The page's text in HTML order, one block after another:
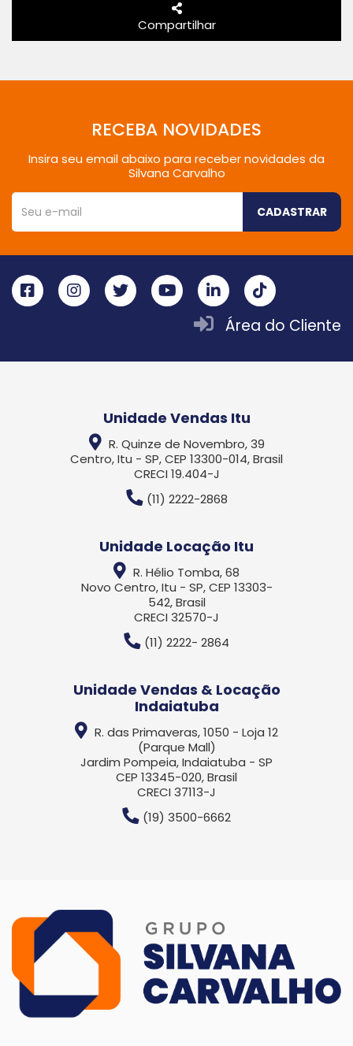
Compartilhar
RECEBA NOVIDADES
Insira seu email abaixo para receber novidades da
Silvana Carvalho
CADASTRAR
Área do Cliente
Unidade Vendas Itu
R. Quinze de Novembro, 39
Centro, Itu - SP, CEP 13300-014, Brasil
CRECI 19.404-J
(11) 2222-2868
Unidade Locação Itu
R. Hélio Tomba, 68
Novo Centro, Itu - SP, CEP 13303-
542, Brasil
CRECI 32570-J
(11) 2222- 2864
Unidade Vendas & Locação
Indaiatuba
R. das Primaveras, 1050 - Loja 12
(Parque Mall)
Jardim Pompeia, Indaiatuba - SP
CEP 13345-020, Brasil
CRECI 37113-J
(19) 3500-6662